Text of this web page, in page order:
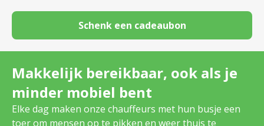
Schenk een cadeaubon
Makkelijk bereikbaar, ook als je
minder mobiel bent
Elke dag maken onze chauffeurs met hun busje een
toer om mensen op te pikken en weer thuis te